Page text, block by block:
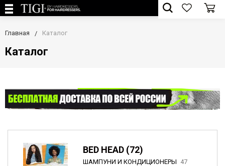
Главная Каталог
Каталог
BED HEAD (72)
ШАМПУНИ И КОНДИЦИОНЕРЫ 47